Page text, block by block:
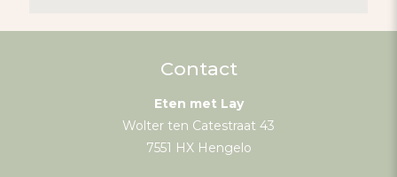
Contact
Eten met Lay
Wolter ten Catestraat 43
7551 HX Hengelo